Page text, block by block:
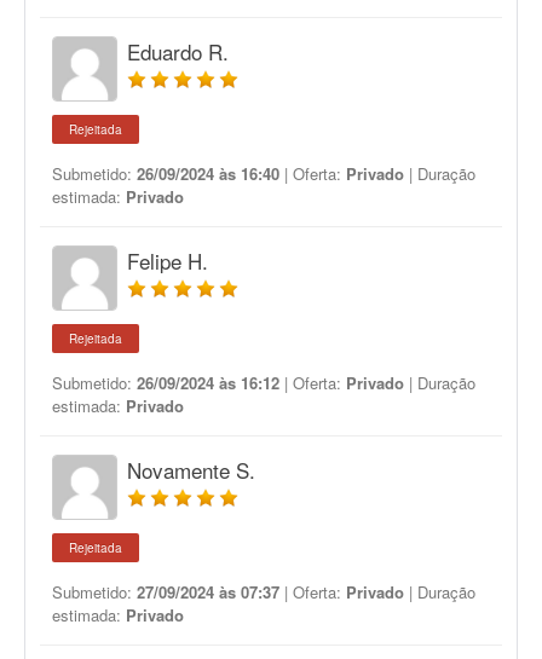
Eduardo R.
Rejeitada
Submetido: 26/09/2024 às 16:40 | Oferta: Privado | Duração
estimada: Privado
Felipe H.
Rejeitada
Submetido: 26/09/2024 às 16:12 | Oferta: Privado | Duração
estimada: Privado
Novamente S.
Rejeitada
Submetido: 27/09/2024 às 07:37 | Oferta: Privado | Duração
estimada: Privado